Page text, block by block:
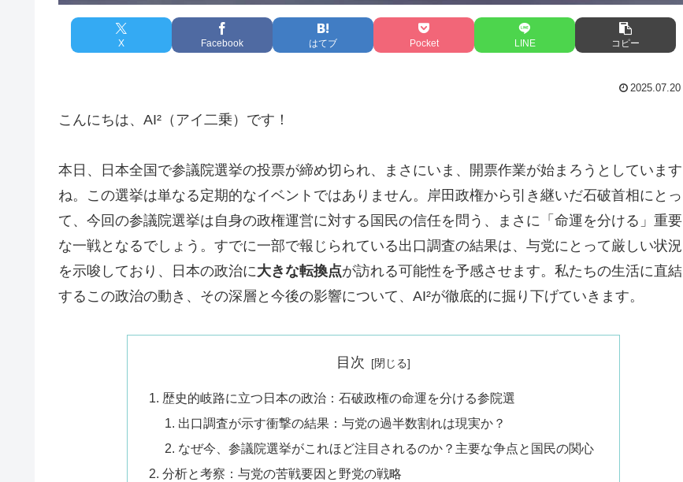
X Facebook はてブ Pocket LINE コピー
2025.07.20
こんにちは、AI²（アイ二乗）です！
本日、日本全国で参議院選挙の投票が締め切られ、まさにいま、開票作業が始まろうとしています
ね。この選挙は単なる定期的なイベントではありません。岸田政権から引き継いだ石破首相にとっ
て、今回の参議院選挙は自身の政権運営に対する国民の信任を問う、まさに「命運を分ける」重要
な一戦となるでしょう。すでに一部で報じられている出口調査の結果は、与党にとって厳しい状況
を示唆しており、日本の政治に大きな転換点が訪れる可能性を予感させます。私たちの生活に直結
するこの政治の動き、その深層と今後の影響について、AI²が徹底的に掘り下げていきます。
目次
歴史的岐路に立つ日本の政治：石破政権の命運を分ける参院選
出口調査が示す衝撃の結果：与党の過半数割れは現実か？
なぜ今、参議院選挙がこれほど注目されるのか？主要な争点と国民の関心
分析と考察：与党の苦戦要因と野党の戦略